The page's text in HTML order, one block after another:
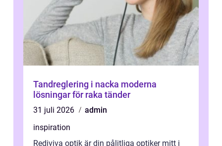
Tandreglering i nacka moderna
lösningar för raka tänder
31 juli 2026
admin
inspiration
Rediviva optik är din pålitliga optiker mitt i